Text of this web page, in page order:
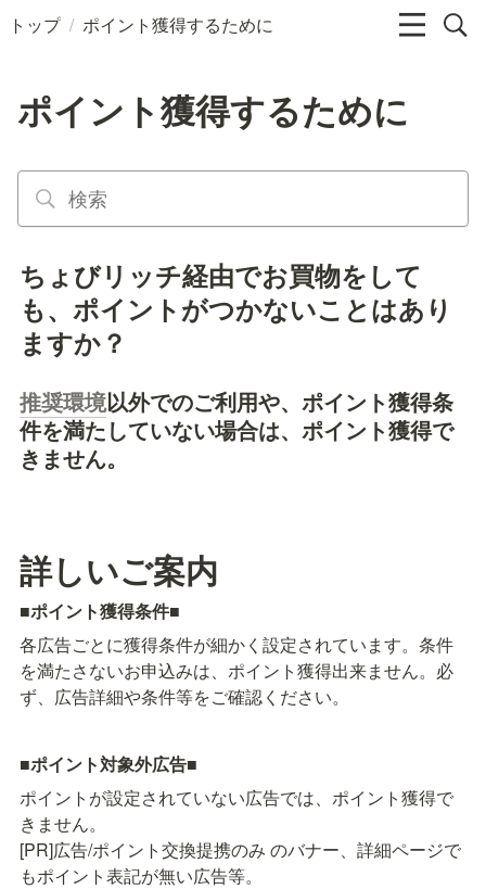
トップ / ポイント獲得するために
ポイント獲得するために
ちょびリッチ経由でお買物をして
も、ポイントがつかないことはあり
ますか？
推奨環境以外でのご利用や、ポイント獲得条
件を満たしていない場合は、ポイント獲得で
きません。
詳しいご案内
■ポイント獲得条件■
各広告ごとに獲得条件が細かく設定されています。条件
を満たさないお申込みは、ポイント獲得出来ません。必
ず、広告詳細や条件等をご確認ください。
■ポイント対象外広告■
ポイントが設定されていない広告では、ポイント獲得で
きません。
[PR]広告/ポイント交換提携のみ のバナー、詳細ページで
もポイント表記が無い広告等。